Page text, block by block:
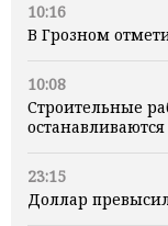
10:16
В Грозном
10:08
Строительные
23:15
Доллар